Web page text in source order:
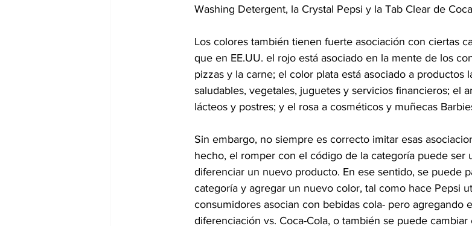
Washing Detergent, la Crystal Pepsi y la Tab Clear de
Los colores también tienen fuerte asociación con ciertas
que en EE.UU. el rojo está asociado en la mente de los
pizzas y la carne; el color plata está asociado a productos
saludables, vegetales, juguetes y servicios financieros; el
lácteos y postres; y el rosa a cosméticos y muñecas
Sin embargo, no siempre es correcto imitar esas
hecho, el romper con el código de la categoría puede ser
diferenciar un nuevo producto. En ese sentido, se puede
categoría y agregar un nuevo color, tal como hace Pepsi
consumidores asocian con bebidas cola- pero agregando
diferenciación vs. Coca-Cola, o también se puede